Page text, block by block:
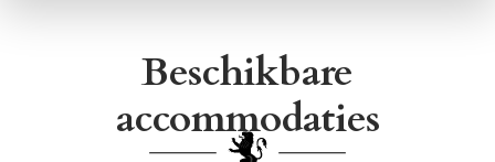
Beschikbare
accommodaties